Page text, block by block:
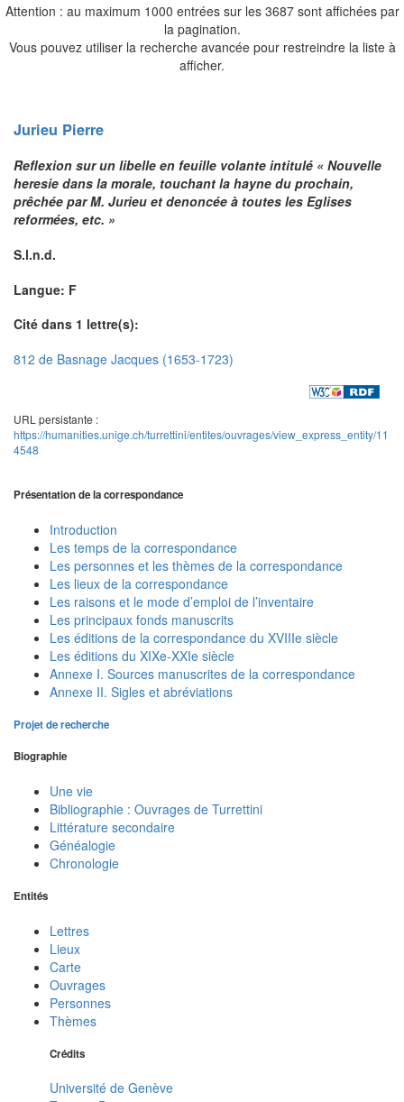
Attention : au maximum 1000 entrées sur les 3687 sont affichées par
la pagination.
Vous pouvez utiliser la recherche avancée pour restreindre la liste à
afficher.
Jurieu Pierre
Reflexion sur un libelle en feuille volante intitulé « Nouvelle
heresie dans la morale, touchant la hayne du prochain,
prêchée par M. Jurieu et denoncée à toutes les Eglises
reformées, etc. »
S.l.n.d.
Langue: F
Cité dans 1 lettre(s):
812 de Basnage Jacques (1653-1723)
URL persistante :
https://humanities.unige.ch/turrettini/entites/ouvrages/view_express_entity/11
4548
Présentation de la correspondance
Introduction
Les temps de la correspondance
Les personnes et les thèmes de la correspondance
Les lieux de la correspondance
Les raisons et le mode d’emploi de l’inventaire
Les principaux fonds manuscrits
Les éditions de la correspondance du XVIIIe siècle
Les éditions du XIXe-XXIe siècle
Annexe I. Sources manuscrites de la correspondance
Annexe II. Sigles et abréviations
Projet de recherche
Biographie
Une vie
Bibliographie : Ouvrages de Turrettini
Littérature secondaire
Généalogie
Chronologie
Entités
Lettres
Lieux
Carte
Ouvrages
Personnes
Thèmes
Crédits
Université de Genève